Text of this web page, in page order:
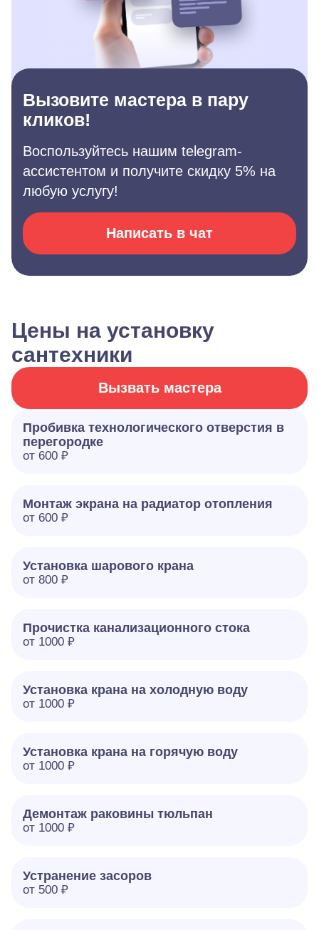
Вызовите мастера в пару
кликов!
Воспользуйтесь нашим telegram-
ассистентом и получите скидку 5% на
любую услугу!
Написать в чат
Цены на установку
сантехники
Вызвать мастера
Пробивка технологического отверстия в
перегородке
от 600 ₽
Монтаж экрана на радиатор отопления
от 600 ₽
Установка шарового крана
от 800 ₽
Прочистка канализационного стока
от 1000 ₽
Установка крана на холодную воду
от 1000 ₽
Установка крана на горячую воду
от 1000 ₽
Демонтаж раковины тюльпан
от 1000 ₽
Устранение засоров
от 500 ₽